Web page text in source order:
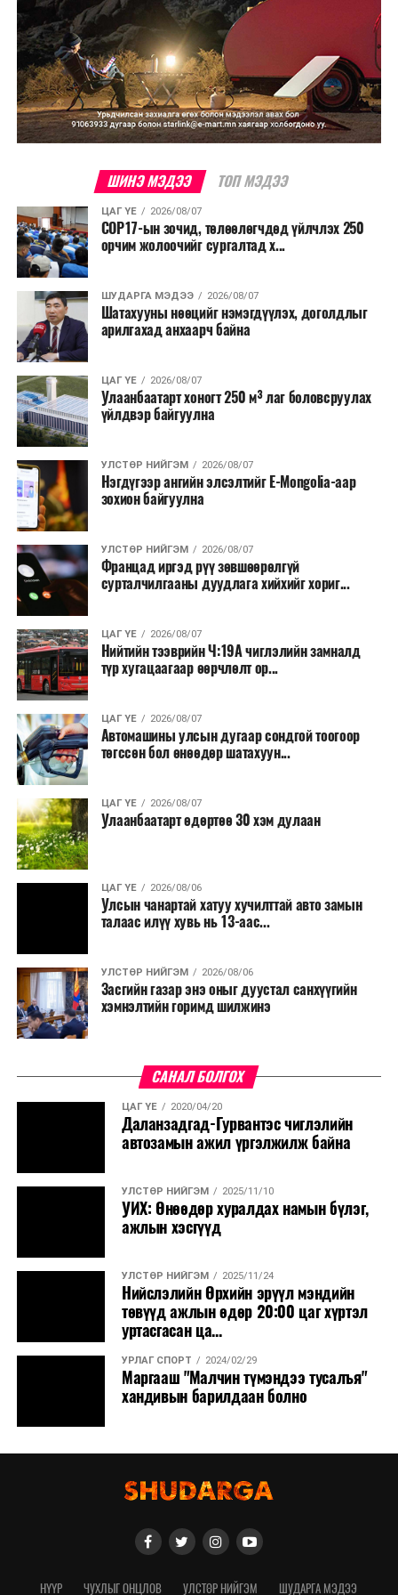
ШИНЭ МЭДЭЭ ТОП МЭДЭЭ
ЦАГ ҮЕ 2026/08/07
COP17-ын зочид, төлөөлөгчдөд үйлчлэх 250
орчим жолоочийг сургалтад х...
ШУДАРГА МЭДЭЭ 2026/08/07
Шатахууны нөөцийг нэмэгдүүлэх, доголдлыг
арилгахад анхаарч байна
ЦАГ ҮЕ 2026/08/07
Улаанбаатарт хоногт 250 м³ лаг боловсруулах
үйлдвэр байгуулна
УЛСТӨР НИЙГЭМ 2026/08/07
Нэгдүгээр ангийн элсэлтийг E-Mongolia-аар
зохион байгуулна
УЛСТӨР НИЙГЭМ 2026/08/07
Францад иргэд рүү зөвшөөрөлгүй
сурталчилгааны дуудлага хийхийг хориг...
ЦАГ ҮЕ 2026/08/07
Нийтийн тээврийн Ч:19А чиглэлийн замналд
түр хугацаагаар өөрчлөлт ор...
ЦАГ ҮЕ 2026/08/07
Автомашины улсын дугаар сондгой тоогоор
төгссөн бол өнөөдөр шатахуун...
ЦАГ ҮЕ 2026/08/07
Улаанбаатарт өдөртөө 30 хэм дулаан
ЦАГ ҮЕ 2026/08/06
Улсын чанартай хатуу хучилттай авто замын
талаас илүү хувь нь 13-аас...
УЛСТӨР НИЙГЭМ 2026/08/06
Засгийн газар энэ оныг дуустал санхүүгийн
хэмнэлтийн горимд шилжинэ
САНАЛ БОЛГОХ
ЦАГ ҮЕ 2020/04/20
Даланзадгад-Гурвантэс чиглэлийн
автозамын ажил үргэлжилж байна
УЛСТӨР НИЙГЭМ 2025/11/10
УИХ: Өнөөдөр хуралдах намын бүлэг,
ажлын хэсгүүд
УЛСТӨР НИЙГЭМ 2025/11/24
Нийслэлийн Өрхийн эрүүл мэндийн
төвүүд ажлын өдөр 20:00 цаг хүртэл
уртасгасан ца...
УРЛАГ СПОРТ 2024/02/29
Маргааш "Малчин түмэндээ тусалъя"
хандивын барилдаан болно
НҮҮР ЧУХЛЫГ ОНЦЛОВ УЛСТӨР НИЙГЭМ ШУДАРГА МЭДЭЭ